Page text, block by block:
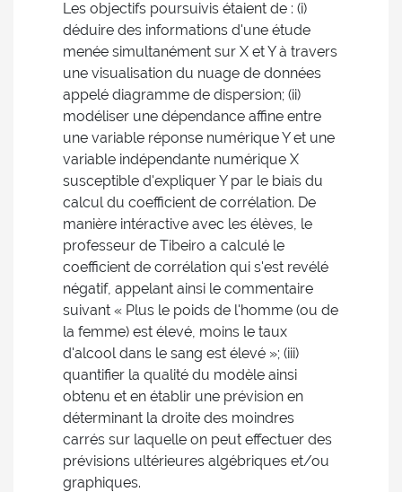
Les objectifs poursuivis étaient de : (i)
déduire des informations d'une étude
menée simultanément sur X et Y à travers
une visualisation du nuage de données
appelé diagramme de dispersion; (ii)
modéliser une dépendance affine entre
une variable réponse numérique Y et une
variable indépendante numérique X
susceptible d'expliquer Y par le biais du
calcul du coefficient de corrélation. De
manière intéractive avec les élèves, le
professeur de Tibeiro a calculé le
coefficient de corrélation qui s'est revélé
négatif, appelant ainsi le commentaire
suivant « Plus le poids de l'homme (ou de
la femme) est élevé, moins le taux
d'alcool dans le sang est élevé »; (iii)
quantifier la qualité du modèle ainsi
obtenu et en établir une prévision en
déterminant la droite des moindres
carrés sur laquelle on peut effectuer des
prévisions ultérieures algébriques et/ou
graphiques.